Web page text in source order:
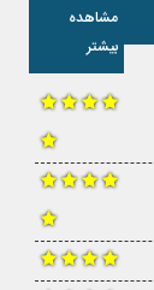
مشاهده
بیشتر